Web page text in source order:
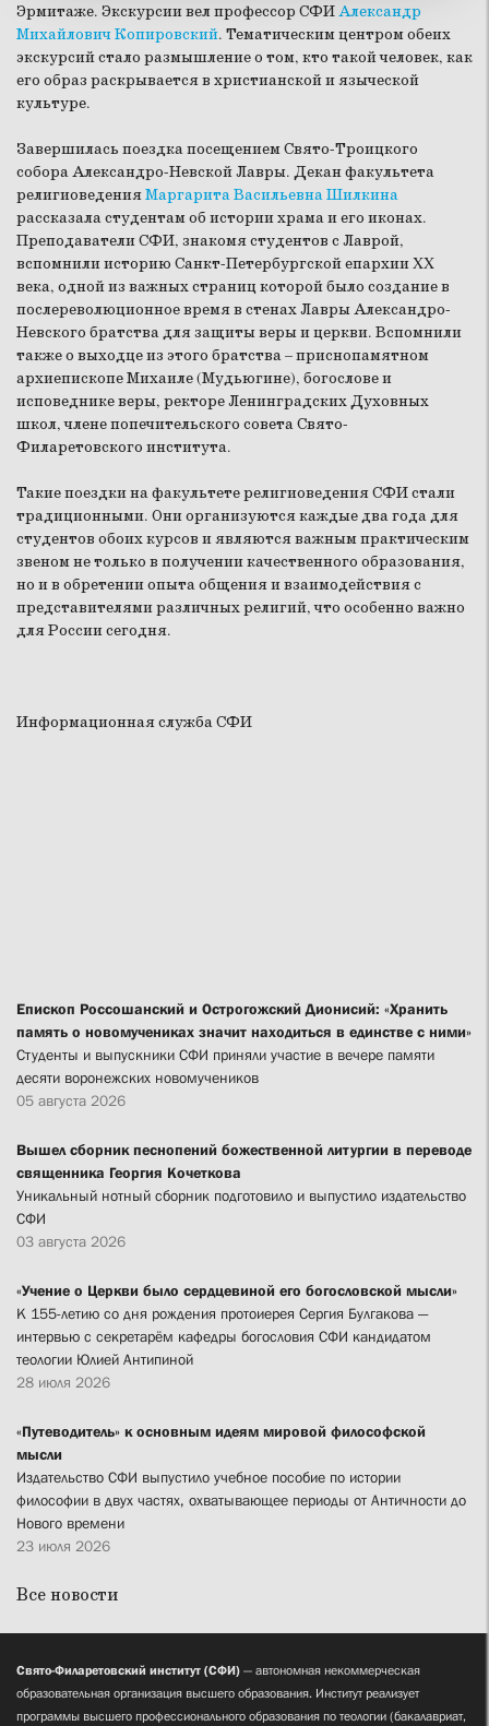
Эрмитаже. Экскурсии вел профессор СФИАлександр
Михайлович Копировский. Тематическим центром обеих
экскурсий стало размышление о том, кто такой человек, как
его образ раскрывается в христианской и языческой
культуре.
Завершилась поездка посещением Свято-Троицкого
собора Александро-Невской Лавры. Декан факультета
религиоведенияМаргарита Васильевна Шилкина
рассказала студентам об истории храма и его иконах.
Преподаватели СФИ, знакомя студентов с Лаврой,
вспомнили историю Санкт-Петербургской епархии XX
века, одной из важных страниц которой было создание в
послереволюционное время в стенах Лавры Александро-
Невского братства для защиты веры и церкви. Вспомнили
также о выходце из этого братства – приснопамятном
архиепископе Михаиле (Мудьюгине), богослове и
исповеднике веры, ректоре Ленинградских Духовных
школ, члене попечительского совета Свято-
Филаретовского института.
Такие поездки на факультете религиоведения СФИ стали
традиционными. Они организуются каждые два года для
студентов обоих курсов и являются важным практическим
звеном не только в получении качественного образования,
но и в обретении опыта общения и взаимодействия с
представителями различных религий, что особенно важно
для России сегодня.
Информационная служба СФИ
Епископ Россошанский и Острогожский Дионисий: «Хранить
память о новомучениках значит находиться в единстве с ними»
Студенты и выпускники СФИ приняли участие в вечере памяти
десяти воронежских новомучеников
05 августа 2026
Вышел сборник песнопений божественной литургии в переводе
священника Георгия Кочеткова
Уникальный нотный сборник подготовило и выпустило издательство
СФИ
03 августа 2026
«Учение о Церкви было сердцевиной его богословской мысли»
К 155-летию со дня рождения протоиерея Сергия Булгакова —
интервью с секретарём кафедры богословия СФИ кандидатом
теологии Юлией Антипиной
28 июля 2026
«Путеводитель» к основным идеям мировой философской
мысли
Издательство СФИ выпустило учебное пособие по истории
философии в двух частях, охватывающее периоды от Античности до
Нового времени
23 июля 2026
Все новости
Свято-Филаретовский институт (СФИ) — автономная некоммерческая
образовательная организация высшего образования. Институт реализует
программы высшего профессионального образования по теологии (бакалавриат,